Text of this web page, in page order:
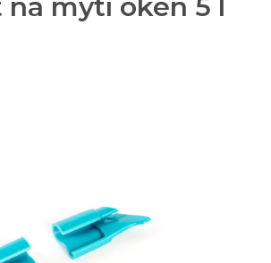
na mytí oken 5 l